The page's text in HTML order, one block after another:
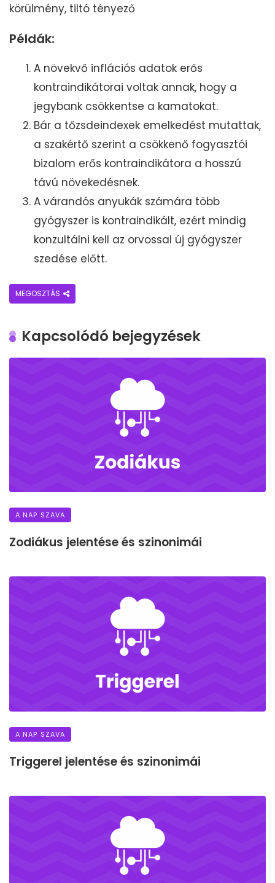
körülmény, tiltó tényező
Példák:
A növekvő inflációs adatok erős
kontraindikátorai voltak annak, hogy a
jegybank csökkentse a kamatokat.
Bár a tőzsdeindexek emelkedést mutattak,
a szakértő szerint a csökkenő fogyasztói
bizalom erős kontraindikátora a hosszú
távú növekedésnek.
A várandós anyukák számára több
gyógyszer is kontraindikált, ezért mindig
konzultálni kell az orvossal új gyógyszer
szedése előtt.
MEGOSZTÁS
Kapcsolódó bejegyzések
A NAP SZAVA
Zodiákus jelentése és szinonimái
A NAP SZAVA
Triggerel jelentése és szinonimái